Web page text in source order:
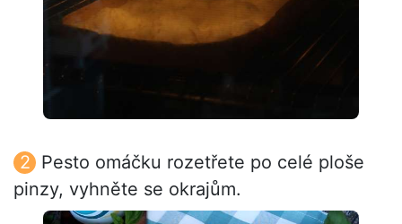
Pesto omáčku rozetřete po celé ploše
pinzy, vyhněte se okrajům.